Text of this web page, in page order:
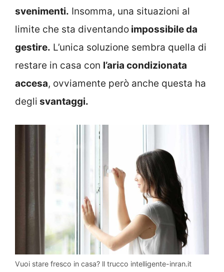
svenimenti. Insomma, una situazioni al
limite che sta diventando impossibile da
gestire. L’unica soluzione sembra quella di
restare in casa con l’aria condizionata
accesa, ovviamente però anche questa ha
degli svantaggi.
Vuoi stare fresco in casa? ll trucco intelligente-inran.it